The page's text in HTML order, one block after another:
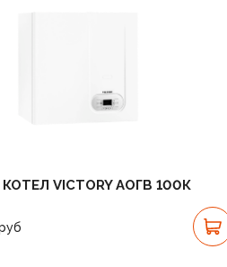
VICTORY АОГВ 100К